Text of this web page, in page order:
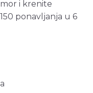
i krenite
ponavljanja u 6